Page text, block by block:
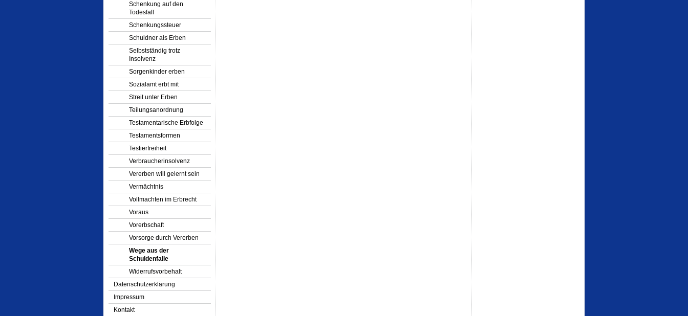
Schenkung auf den
Todesfall
Schenkungssteuer
Schuldner als Erben
Selbstständig trotz
Insolvenz
Sorgenkinder erben
Sozialamt erbt mit
Streit unter Erben
Teilungsanordnung
Testamentarische Erbfolge
Testamentsformen
Testierfreiheit
Verbraucherinsolvenz
Vererben will gelernt sein
Vermächtnis
Vollmachten im Erbrecht
Voraus
Vorerbschaft
Vorsorge durch Vererben
Wege aus der
Schuldenfalle
Widerrufsvorbehalt
Datenschutzerklärung
Impressum
Kontakt